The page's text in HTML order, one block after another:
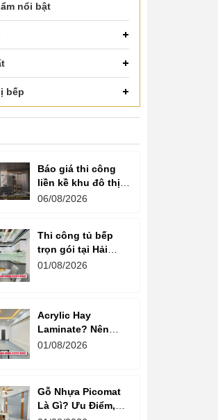
nổi bật
bếp
Báo giá thi công
liền kề khu đô thị
văn phú hà đông
06/08/2026
Thi công tủ bếp
trọn gói tại Hải
Dương cam kết
01/08/2026
Acrylic Hay
Laminate? Nên
Chọn Loại Nào
01/08/2026
Gỗ Nhựa Picomat
Là Gì? Ưu Điểm,